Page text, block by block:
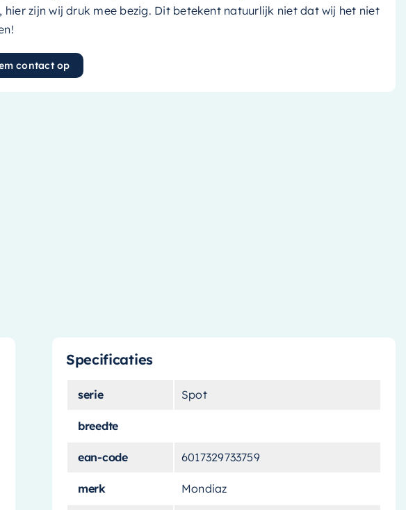
hier zijn wij druk mee bezig. Dit betekent natuurlijk niet dat wij het niet
contact op
Specificaties
serie Spot
breedte
ean-code 6017329733759
merk Mondiaz